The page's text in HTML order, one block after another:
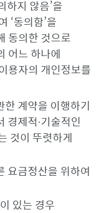
하지 않음’을
‘동의함’을
동의한 것으로
어느 하나에
용자의 개인정보를
계약을 이행하기
경제적∙기술적인
것이 뚜렷하게
요금정산을 위하여
있는 경우